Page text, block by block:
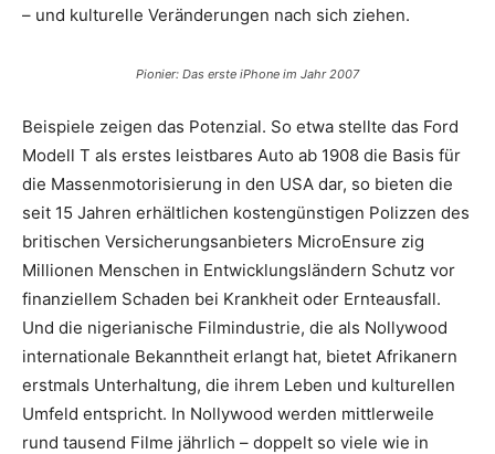
– und kulturelle Veränderungen nach sich ziehen.
Pionier: Das erste iPhone im Jahr 2007
Beispiele zeigen das Potenzial. So etwa stellte das Ford
Modell T als erstes leistbares Auto ab 1908 die Basis für
die Massenmotorisierung in den USA dar, so bieten die
seit 15 Jahren erhältlichen kostengünstigen Polizzen des
britischen Versicherungsanbieters MicroEnsure zig
Millionen Menschen in Entwicklungsländern Schutz vor
finanziellem Schaden bei Krankheit oder Ernteausfall.
Und die nigerianische Filmindustrie, die als Nollywood
internationale Bekanntheit erlangt hat, bietet Afrikanern
erstmals Unterhaltung, die ihrem Leben und kulturellen
Umfeld entspricht. In Nollywood werden mittlerweile
rund tausend Filme jährlich – doppelt so viele wie in